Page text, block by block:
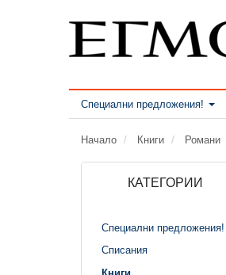
Специални предложения!
Начало Книги Романи
КАТЕГОРИИ
Специални предложения!
Списания
Книги